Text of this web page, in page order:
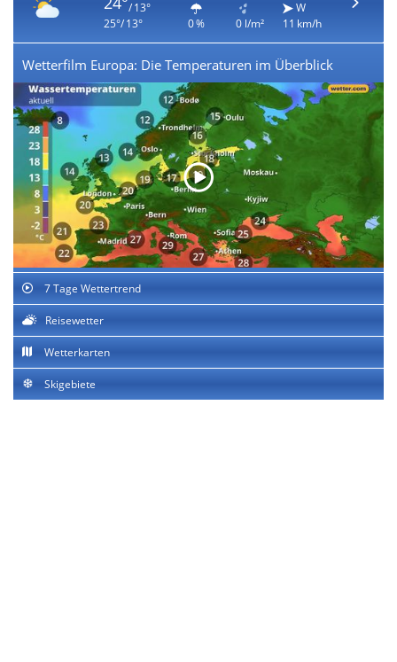
/ 13°
25°/ 13°
0 % 0 l/m²
W
11 km/h
Wetterfilm Europa: Die Temperaturen im Überblick
7 Tage Wettertrend
Reisewetter
Wetterkarten
Skigebiete